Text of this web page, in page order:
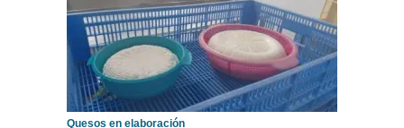
Quesos en elaboración